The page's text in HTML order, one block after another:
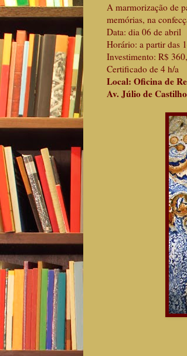
A marmorização de
memórias, na
Data: dia 06 de abril
Horário: a partir das
Investimento: R$
Certificado de 4 h/a
Local: Oficina de
Av. Júlio de